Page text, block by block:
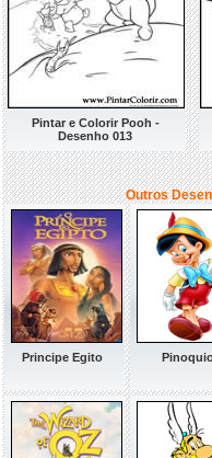
Pintar e Colorir Pooh -
Desenho 013
Outros
Principe Egito